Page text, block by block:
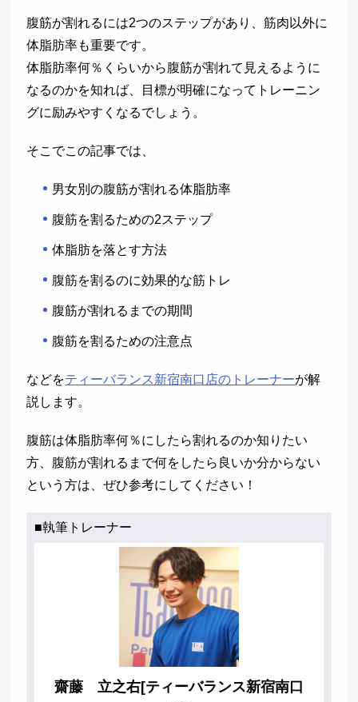
腹筋が割れるには2つのステップがあり、筋肉以外に
体脂肪率も重要です。
体脂肪率何％くらいから腹筋が割れて見えるように
なるのかを知れば、目標が明確になってトレーニン
グに励みやすくなるでしょう。
そこでこの記事では、
男女別の腹筋が割れる体脂肪率
腹筋を割るための2ステップ
体脂肪を落とす方法
腹筋を割るのに効果的な筋トレ
腹筋が割れるまでの期間
腹筋を割るための注意点
などをティーバランス新宿南口店のトレーナーが解
説します。
腹筋は体脂肪率何％にしたら割れるのか知りたい
方、腹筋が割れるまで何をしたら良いか分からない
という方は、ぜひ参考にしてください！
■執筆トレーナー
齋藤 立之右[ティーバランス新宿南口